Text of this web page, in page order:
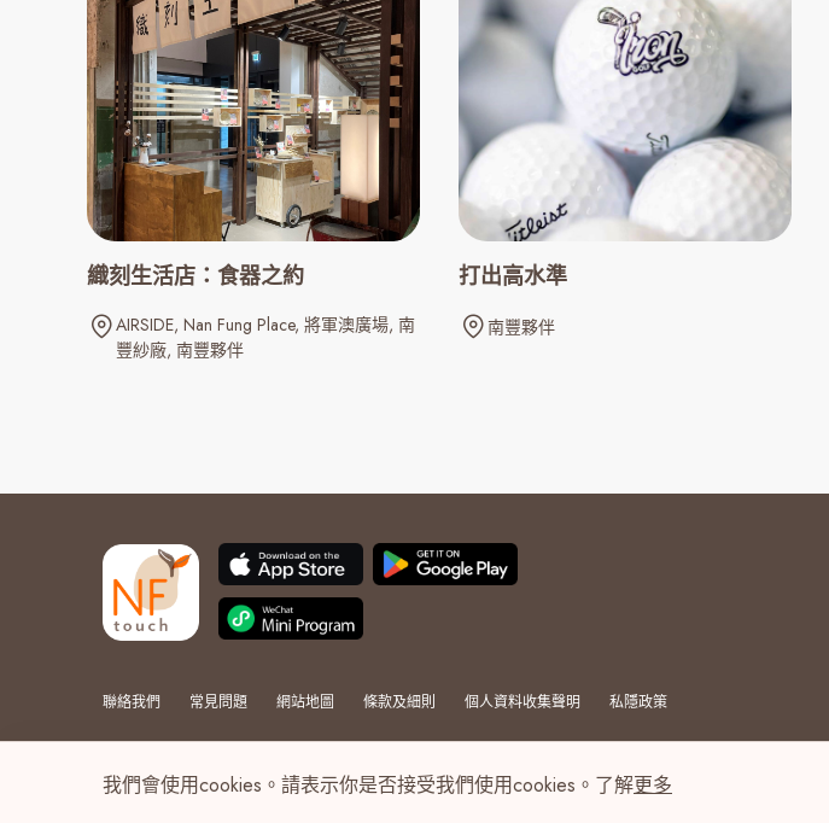
織刻生活店：食器之約
AIRSIDE Nan Fung Place 將軍澳廣場 南
豐紗廠 南豐夥伴
打出高水準
南豐夥伴
聯絡我們 常見問題 網站地圖 條款及細則 個人資料收集聲明 私隱政策
我們會使用cookies。請表示你是否接受我們使用cookies。了解更多